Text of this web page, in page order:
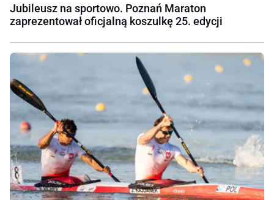
Jubileusz na sportowo. Poznań Maraton
zaprezentował oficjalną koszulkę 25. edycji